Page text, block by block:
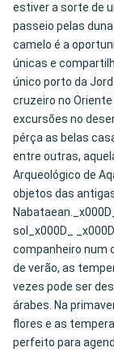
estiver a sorte de
passeio pelas
camelo é a
únicas e
único porto da
cruzeiro no
excursões no
pérça as belas
entre outras,
Arqueológico de
objetos das
sol_x000D_
companheiro num
de verão, as
vezes pode ser
árabes. Na
flores e as
perfeito para